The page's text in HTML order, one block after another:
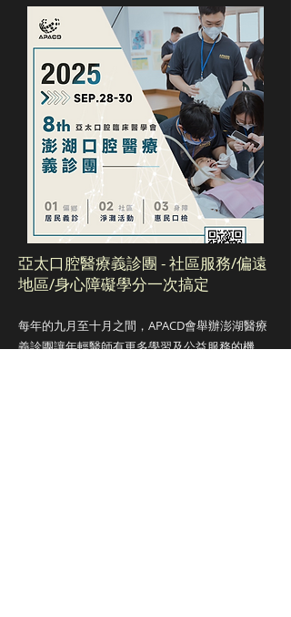
亞太口腔醫療義診團 - 社區服務/偏遠
地區/身心障礙學分一次搞定
每年的九月至十月之間，APACD會舉辦澎湖醫療
義診團讓年輕醫師有更多學習及公益服務的機